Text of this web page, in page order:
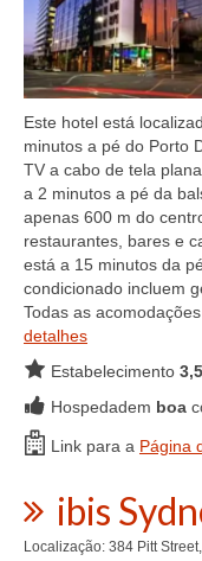
Este hotel está
minutos a pé do Porto
TV a cabo de tela
a 2 minutos a pé da
apenas 600 m do
restaurantes, bares e
está a 15 minutos da
condicionado incluem
Todas as
detalhes
Estabelecimento
Hospedadem boa
Link para a Página
ibis
Localização: 384 Pitt